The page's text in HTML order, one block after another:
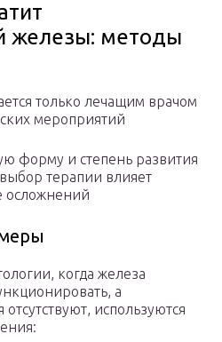
железы: методы
только лечащим врачом
мероприятий
форму и степень развития
терапии влияет
осложнений
когда железа
а
используются